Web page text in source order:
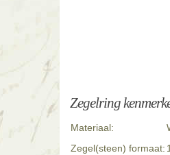
Zegelring
Materiaal:
Zegel(steen) formaat: